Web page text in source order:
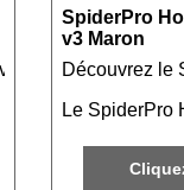
Noir est
SpiderPro
v3 Maron
Découvrez le
Le SpiderPro